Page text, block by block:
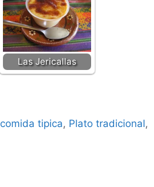
Las Jericallas
comida tipica, Plato tradicional,